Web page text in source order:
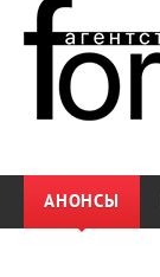
АНОНСЫ